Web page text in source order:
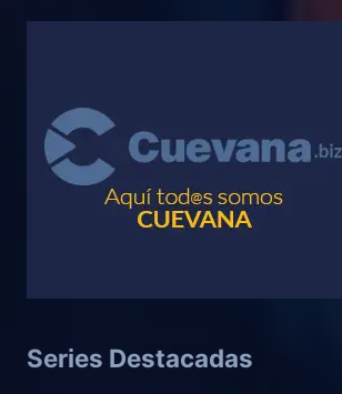
Series Destacadas